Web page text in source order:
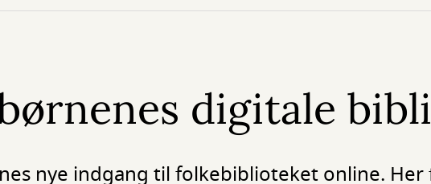
digitale
nye indgang til folkebiblioteket online.